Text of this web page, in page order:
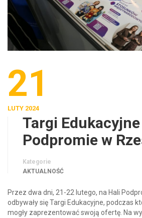
21
LUTY 2024
Targi
Podpromie w
Kategorie
AKTUALNOŚĆ
Przez dwa dni, 21-22 lutego, na Hali
odbywały się Targi Edukacyjne, podczas
mogły zaprezentować swoją ofertę. Na